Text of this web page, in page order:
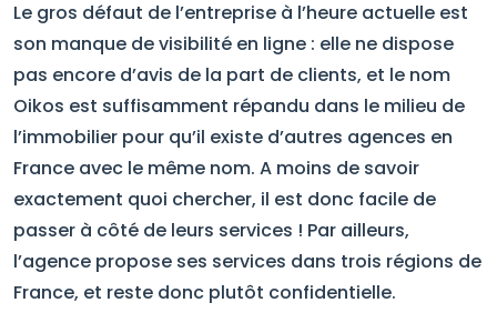
Le gros défaut de l’entreprise à l’heure actuelle est
son manque de visibilité en ligne : elle ne dispose
pas encore d’avis de la part de clients, et le nom
Oikos est suffisamment répandu dans le milieu de
l’immobilier pour qu’il existe d’autres agences en
France avec le même nom. A moins de savoir
exactement quoi chercher, il est donc facile de
passer à côté de leurs services ! Par ailleurs,
l’agence propose ses services dans trois régions de
France, et reste donc plutôt confidentielle.